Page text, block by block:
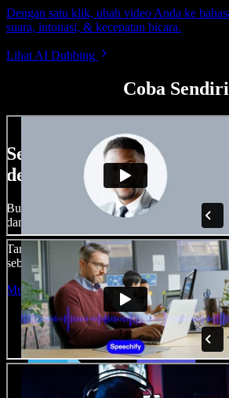
Dengan satu klik, ubah video Anda ke
suara, intonasi, & kecepatan bicara.
Lihat AI Dubbing
Coba Sendiri
Sedikit contoh hal yang
dengan Speechify Studio.
Buat voice over, tambah gambar, audio,
dan kloning suara untuk proyek audio-video
Tanpa kurva belajar, semua dari
sebebas mungkin dan wujudkan ide kreatif
Mulai Studio